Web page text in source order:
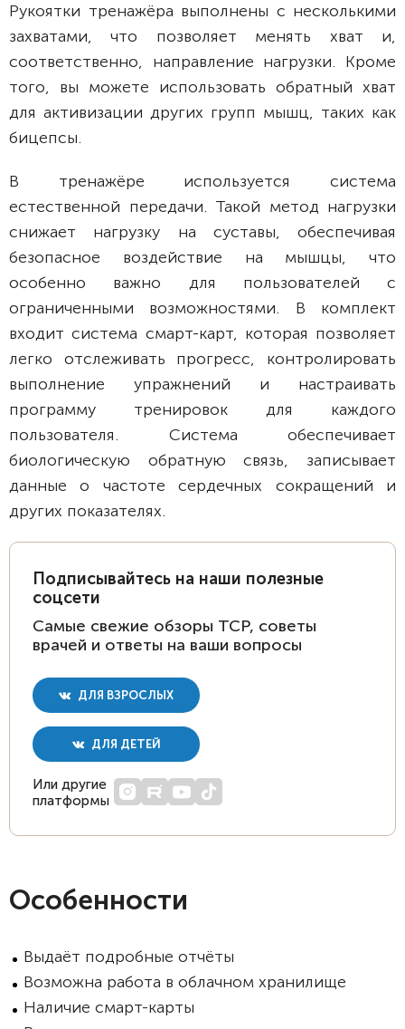
Рукоятки тренажёра выполнены с несколькими
захватами, что позволяет менять хват и,
соответственно, направление нагрузки. Кроме
того, вы можете использовать обратный хват
для активизации других групп мышц, таких как
бицепсы.
В тренажёре используется система
естественной передачи. Такой метод нагрузки
снижает нагрузку на суставы, обеспечивая
безопасное воздействие на мышцы, что
особенно важно для пользователей с
ограниченными возможностями. В комплект
входит система смарт-карт, которая позволяет
легко отслеживать прогресс, контролировать
выполнение упражнений и настраивать
программу тренировок для каждого
пользователя. Система обеспечивает
биологическую обратную связь, записывает
данные о частоте сердечных сокращений и
других показателях.
Подписывайтесь на наши полезные
соцсети
Самые свежие обзоры ТСР, советы
врачей и ответы на ваши вопросы
ДЛЯ ВЗРОСЛЫХ
ДЛЯ ДЕТЕЙ
Или другие
платформы
Особенности
Выдаёт подробные отчёты
Возможна работа в облачном хранилище
Наличие смарт-карты